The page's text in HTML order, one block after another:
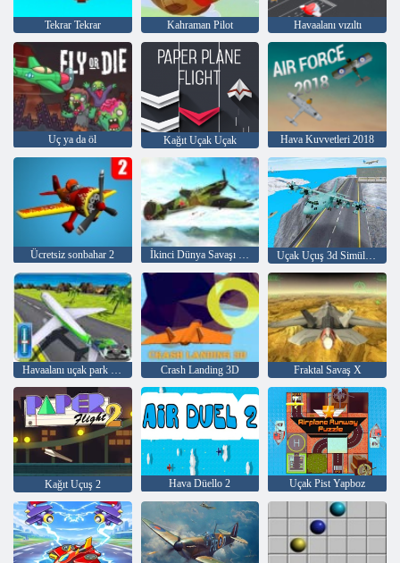
Tekrar Tekrar Kahraman Pilot Havaalanı vızıltı
Uç ya da öl Kağıt Uçak Uçak Hava Kuvvetleri 2018
Ücretsiz sonbahar 2 Uçak Uçuş 3d Simülatörü
Crash Landing 3D Fraktal Savaş X
Kağıt Uçuş 2 Hava Düello 2 Uçak Pist Yapboz